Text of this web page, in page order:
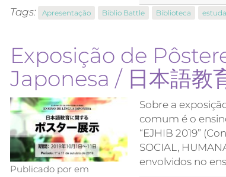
Tags:
Apresentação Biblio Battle Biblioteca
Exposição de
Japonesa / 日本語教
Publicado por em
Sobre a
comum é o
“EJHIB 2019”
SOCIAL,
envolvidos no